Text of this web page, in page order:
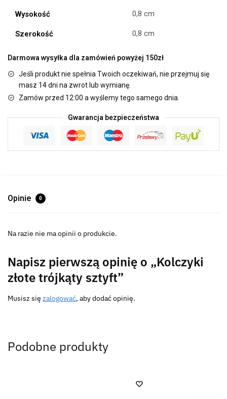
Wysokość 0,8 cm
Szerokość 0,8 cm
Darmowa wysyłka dla zamówień powyżej 150zł
Jeśli produkt nie spełnia Twoich oczekiwań, nie przejmuj się
masz 14 dni na zwrot lub wymianę.
Zamów przed 12:00 a wyślemy tego samego dnia.
Gwarancja bezpieczeństwa
Opinie 0
Na razie nie ma opinii o produkcie.
Napisz pierwszą opinię o „Kolczyki
złote trójkąty sztyft”
Musisz się zalogować, aby dodać opinię.
Podobne produkty